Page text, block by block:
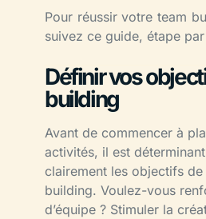
Pour réussir votre team
suivez ce guide, étape
Définir vos
building
Avant de commencer à
activités, il est
clairement les objectifs
building. Voulez-vous
d’équipe ? Stimuler la